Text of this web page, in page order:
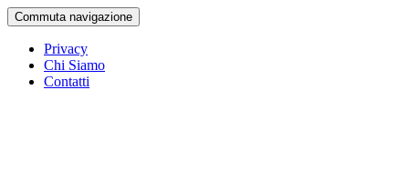
Vai
al
contenuto
Commuta navigazione
Privacy
Chi Siamo
Contatti